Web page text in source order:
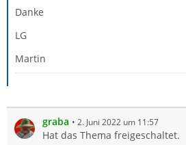
Danke
LG
Martin
graba 2. Juni 2022 um 11:57
Hat das Thema freigeschaltet.